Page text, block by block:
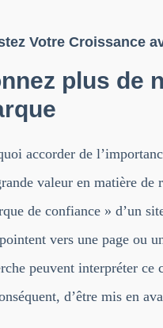
Votre Croissance
plus de
accorder de
valeur en matière de
de confiance » d’un
vers une page ou
peuvent interpréter ce
d’être mis en